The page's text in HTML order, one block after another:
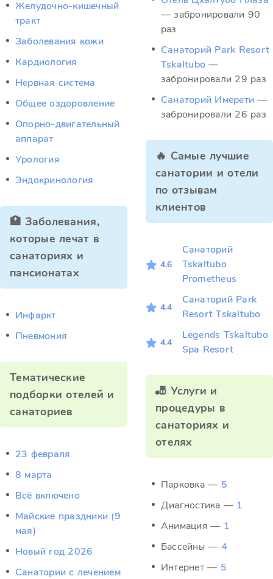
Желудочно-кишечный
тракт
Заболевания кожи
Кардиология
Нервная система
Общее оздоровление
Опорно-двигательный
аппарат
Урология
Эндокринология
🏥 Заболевания,
которые лечат в
санаториях и
пансионатах
Инфаркт
Пневмония
Тематические
подборки отелей и
санаториев
23 февраля
8 марта
Всё включено
Майские праздники (9
мая)
Новый год 2026
Санатории с лечением
— забронировали 90
раз
Санаторий Park Resort
Tskaltubo —
забронировали 29 раз
Санаторий Имерети —
забронировали 26 раз
🔥 Самые лучшие
санатории и отели
по отзывам
клиентов
4.6
Санаторий
Tskaltubo
Prometheus
4.4
Санаторий Park
Resort Tskaltubo
4.4
Legends Tskaltubo
Spa Resort
🎳 Услуги и
процедуры в
санаториях и
отелях
Парковка — 5
Диагностика — 1
Анимация — 1
Бассейны — 4
Интернет — 5